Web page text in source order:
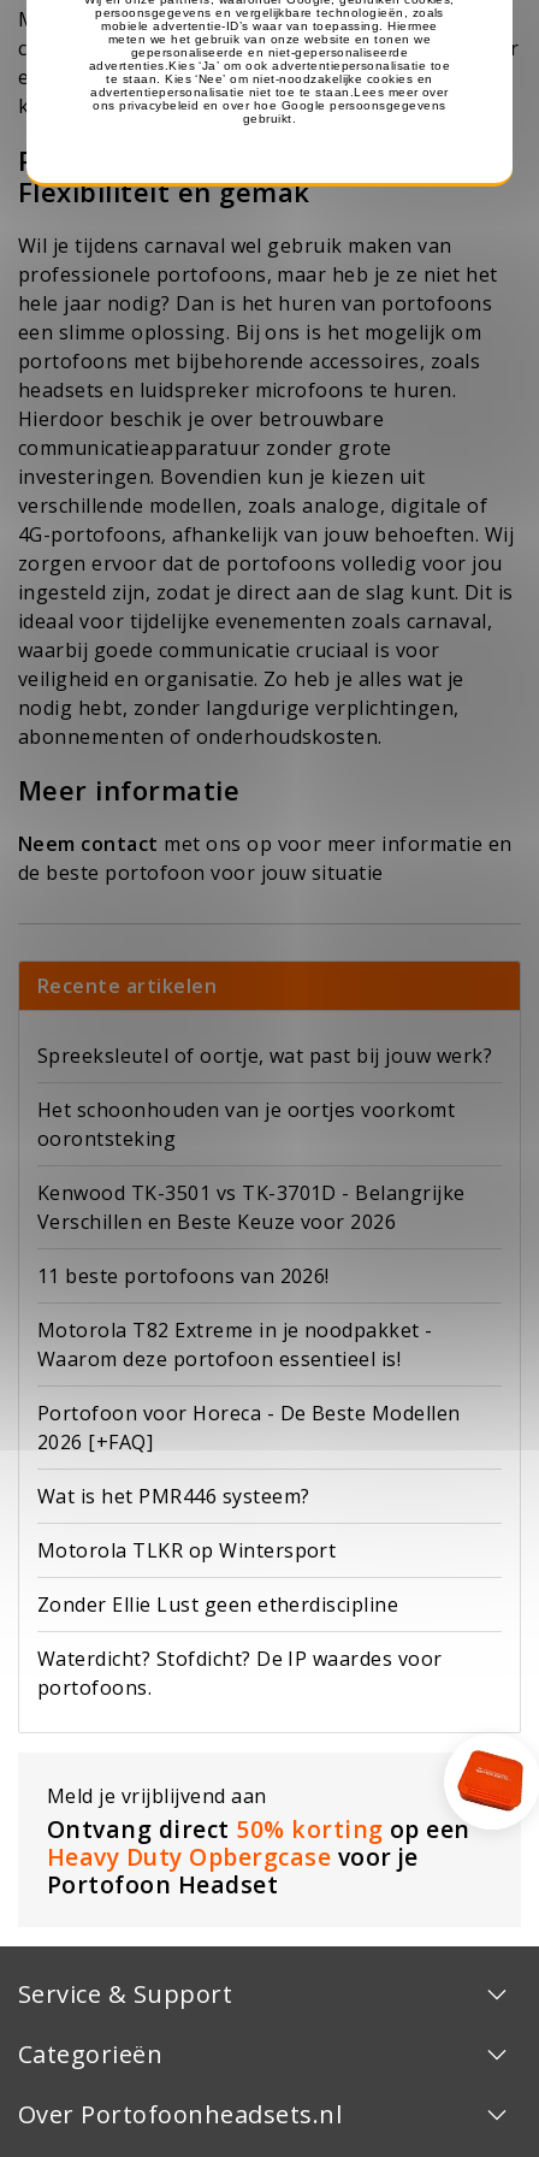
Met portofoons en walkie talkies zorg je ervoor dat
carnaval soepel en veilig verloopt. Wacht niet langer
en bereid je team goed voor, zodat jullie optimaal
kunnen genieten van dit kleurrijke feest!
Portofoons huren voor carnaval:
Flexibiliteit en gemak
Wil je tijdens carnaval wel gebruik maken van
professionele portofoons, maar heb je ze niet het
hele jaar nodig? Dan is het huren van portofoons
een slimme oplossing. Bij ons is het mogelijk om
portofoons met bijbehorende accessoires, zoals
headsets en luidspreker microfoons te huren.
Hierdoor beschik je over betrouwbare
communicatieapparatuur zonder grote
investeringen. Bovendien kun je kiezen uit
verschillende modellen, zoals analoge, digitale of
4G-portofoons, afhankelijk van jouw behoeften. Wij
zorgen ervoor dat de portofoons volledig voor jou
ingesteld zijn, zodat je direct aan de slag kunt. Dit is
ideaal voor tijdelijke evenementen zoals carnaval,
waarbij goede communicatie cruciaal is voor
veiligheid en organisatie. Zo heb je alles wat je
nodig hebt, zonder langdurige verplichtingen,
abonnementen of onderhoudskosten.
Meer informatie
Neem contact met ons op voor meer informatie en
de beste portofoon voor jouw situatie
Recente artikelen
Spreeksleutel of oortje, wat past bij jouw werk?
Het schoonhouden van je oortjes voorkomt
oorontsteking
Kenwood TK-3501 vs TK-3701D - Belangrijke
Verschillen en Beste Keuze voor 2026
11 beste portofoons van 2026!
Motorola T82 Extreme in je noodpakket -
Waarom deze portofoon essentieel is!
Portofoon voor Horeca - De Beste Modellen
2026 [+FAQ]
Wat is het PMR446 systeem?
Motorola TLKR op Wintersport
Zonder Ellie Lust geen etherdiscipline
Waterdicht? Stofdicht? De IP waardes voor
portofoons.
Meld je vrijblijvend aan
Ontvang direct 50% korting op een
Heavy Duty Opbergcase voor je
Portofoon Headset
Service & Support
Categorieën
Over Portofoonheadsets.nl